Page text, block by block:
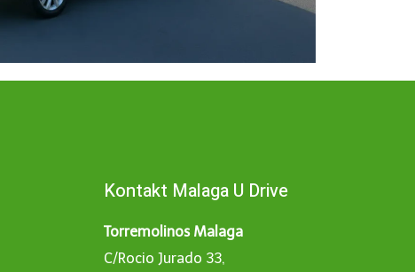
Kontakt Malaga U Drive
Torremolinos Malaga
C/Rocio Jurado 33,